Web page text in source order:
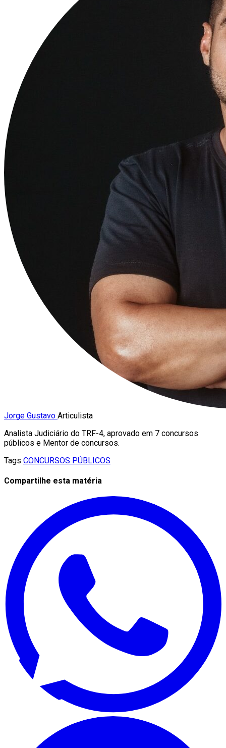
Jorge Gustavo Articulista
Analista Judiciário do TRF-4, aprovado em 7 concursos
públicos e Mentor de concursos.
Tags CONCURSOS PÚBLICOS
Compartilhe esta matéria